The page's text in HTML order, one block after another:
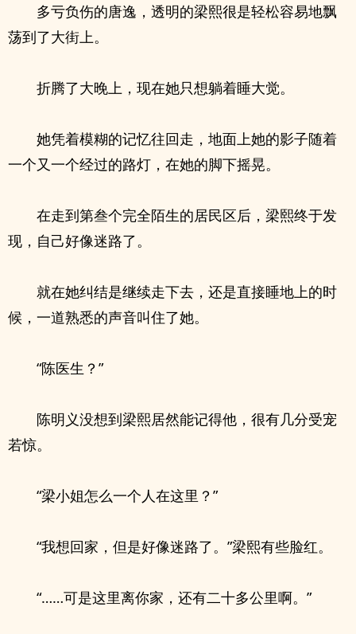
多亏负伤的唐逸，透明的梁熙很是轻松容易地飘
荡到了大街上。
折腾了大晚上，现在她只想躺着睡大觉。
她凭着模糊的记忆往回走，地面上她的影子随着
一个又一个经过的路灯，在她的脚下摇晃。
在走到第叁个完全陌生的居民区后，梁熙终于发
现，自己好像迷路了。
就在她纠结是继续走下去，还是直接睡地上的时
候，一道熟悉的声音叫住了她。
“陈医生？”
陈明义没想到梁熙居然能记得他，很有几分受宠
若惊。
“梁小姐怎么一个人在这里？”
“我想回家，但是好像迷路了。”梁熙有些脸红。
“……可是这里离你家，还有二十多公里啊。”